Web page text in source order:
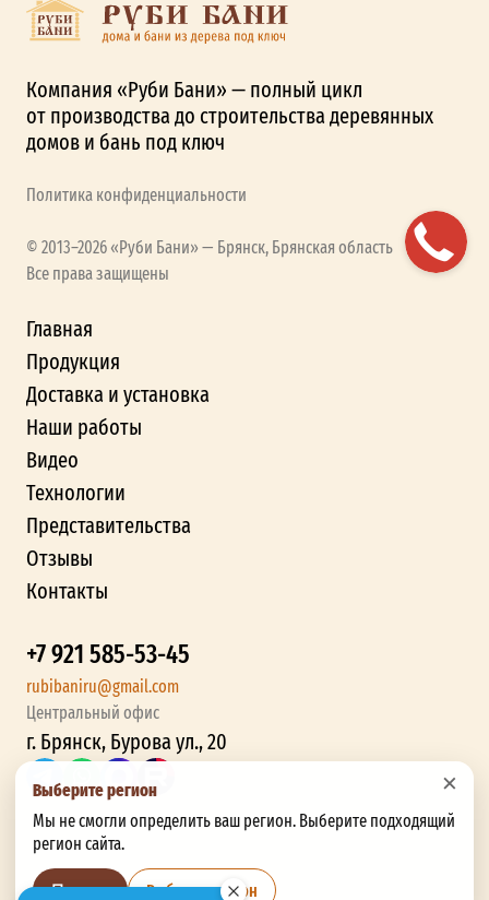
×
Выберите регион
Мы не смогли определить ваш регион. Выберите подходящий
регион сайта.
Позже Выбрать регион
Компания «Руби Бани» — полный цикл
от производства до строительства деревянных
домов и бань под ключ
Политика конфиденциальности
© 2013–2026 «Руби Бани» — Брянск, Брянская область
Все права защищены
Главная
Продукция
Доставка и установка
Наши работы
Видео
Технологии
Представительства
Отзывы
Контакты
+7 921 585-53-45
rubibaniru@gmail.com
Центральный офис
г. Брянск, Бурова ул., 20